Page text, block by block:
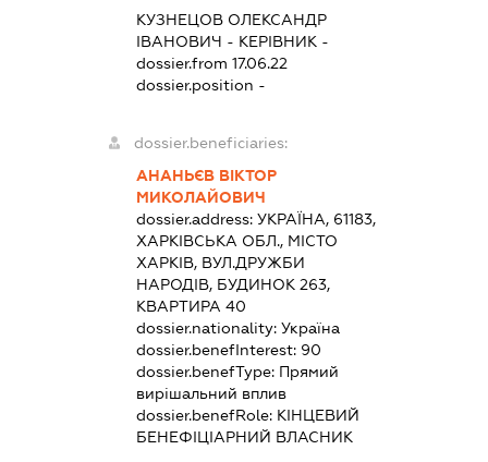
КУЗНЕЦОВ ОЛЕКСАНДР
ІВАНОВИЧ - КЕРІВНИК-
dossier.from 17.06.22
dossier.position -
dossier.beneficiaries:
АНАНЬЄВ ВІКТОР
МИКОЛАЙОВИЧ
dossier.address: УКРАЇНА, 61183,
ХАРКІВСЬКА ОБЛ., МІСТО
ХАРКІВ, ВУЛ.ДРУЖБИ
НАРОДІВ, БУДИНОК 263,
КВАРТИРА 40
dossier.nationality: Україна
dossier.benefInterest: 90
dossier.benefType: Прямий
вирішальний вплив
dossier.benefRole: КІНЦЕВИЙ
БЕНЕФІЦІАРНИЙ ВЛАСНИК